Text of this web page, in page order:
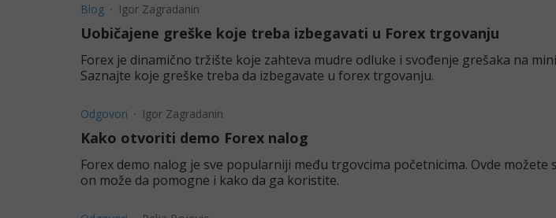
Blog Igor Zagradanin
Uobičajene greške koje treba izbegavati u Forex trgovanju
Forex je dinamično tržište koje zahteva mudre odluke i svođenje grešaka na
Saznajte koje greške treba da izbegavate u forex trgovanju.
Odgovori Igor Zagradanin
Kako otvoriti demo Forex nalog
Forex demo nalog je sve popularniji među trgovcima početnicima. Ovde možete
on može da pomogne i kako da ga koristite.